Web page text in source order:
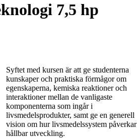
7,5 hp
Syftet med kursen är att ge studenterna
kunskaper och praktiska förmågor om
egenskaperna, kemiska reaktioner och
interaktioner mellan de vanligaste
komponenterna som ingår i
livsmedelsprodukter, samt ge en generell
vision om hur livsmedelssystem påverkar
hållbar utveckling.